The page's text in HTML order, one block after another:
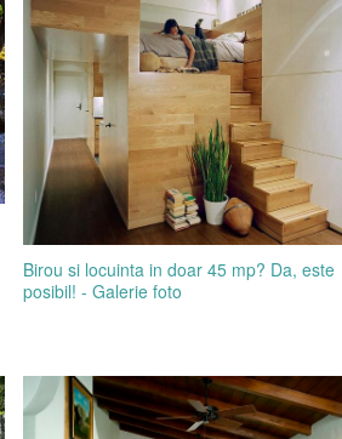
Birou si locuinta in doar 45 mp? Da, este
posibil! - Galerie foto